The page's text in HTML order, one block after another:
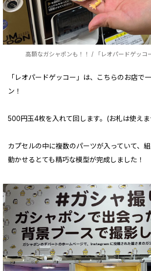
高額なガシャポンも！！ / 「レオパードゲッコ
「レオパードゲッコー」は、こちらのお店で
ン！
500円玉4枚を入れて回します。(お札は使え
カプセルの中に複数のパーツが入っていて、
動かせるとても精巧な模型が完成しました！